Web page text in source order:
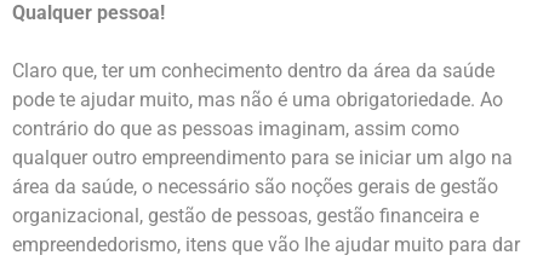
Qualquer pessoa!
Claro que, ter um conhecimento dentro da área da saúde
pode te ajudar muito, mas não é uma obrigatoriedade. Ao
contrário do que as pessoas imaginam, assim como
qualquer outro empreendimento para se iniciar um algo na
área da saúde, o necessário são noções gerais de gestão
organizacional, gestão de pessoas, gestão financeira e
empreendedorismo, itens que vão lhe ajudar muito para dar